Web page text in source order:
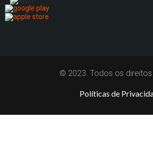
© 2023. Todos os direitos
Políticas de